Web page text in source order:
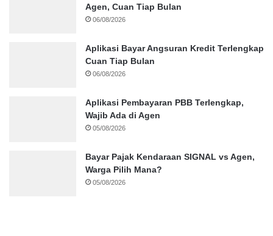
Agen, Cuan Tiap Bulan
06/08/2026
Aplikasi Bayar Angsuran Kredit Terlengkap
Cuan Tiap Bulan
06/08/2026
Aplikasi Pembayaran PBB Terlengkap,
Wajib Ada di Agen
05/08/2026
Bayar Pajak Kendaraan SIGNAL vs Agen,
Warga Pilih Mana?
05/08/2026